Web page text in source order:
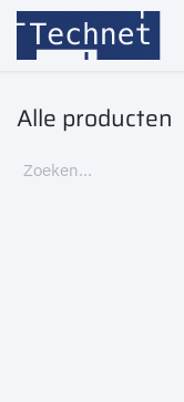
Overslaan naar inhoud
Alle producten